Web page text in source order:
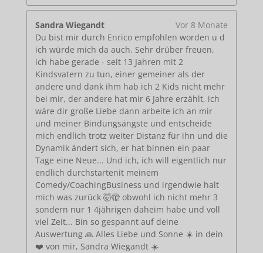
Sandra Wiegandt
Vor 8 Monate
Du bist mir durch Enrico empfohlen worden u d
ich würde mich da auch. Sehr drüber freuen,
ich habe gerade - seit 13 Jahren mit 2
Kindsvatern zu tun, einer gemeiner als der
andere und dank ihm hab ich 2 Kids nicht mehr
bei mir, der andere hat mir 6 Jahre erzählt, ich
wäre dir große Liebe dann arbeite ich an mir
und meiner Bindungsängste und entscheide
mich endlich trotz weiter Distanz für ihn und die
Dynamik ändert sich, er hat binnen ein paar
Tage eine Neue... Und ich, ich will eigentlich nur
endlich durchstartenit meinem
Comedy/CoachingBusiness und irgendwie halt
mich was zurück 🤯🫣 obwohl ich nicht mehr 3
sondern nur 1 4jährigen daheim habe und voll
viel Zeit... Bin so gespannt auf deine
Auswertung 🙏 Alles Liebe und Sonne ☀️ in dein
❤️ von mir, Sandra Wiegandt ☀️